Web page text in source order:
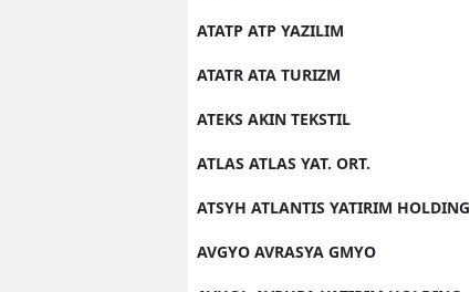
ATATP ATP YAZILIM
ATATR ATA TURIZM
ATEKS AKIN TEKSTIL
ATLAS ATLAS YAT. ORT.
ATSYH ATLANTIS YATIRIM HOLDING
AVGYO AVRASYA GMYO